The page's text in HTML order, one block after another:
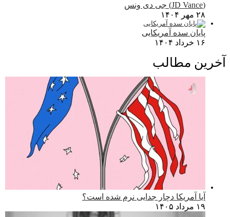
(JD Vance) جی دی ونس
۲۸ مهر ۱۴۰۴
پایان سده آمریکایی
۱۶ خرداد ۱۴۰۴
آخرین مطالب
آیا آمریکا دچار جدایی نرم شده است؟
۱۹ مرداد ۱۴۰۵